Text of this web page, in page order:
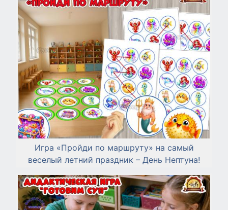
Игра «Пройди по маршруту» на самый
веселый летний праздник – День Нептуна!